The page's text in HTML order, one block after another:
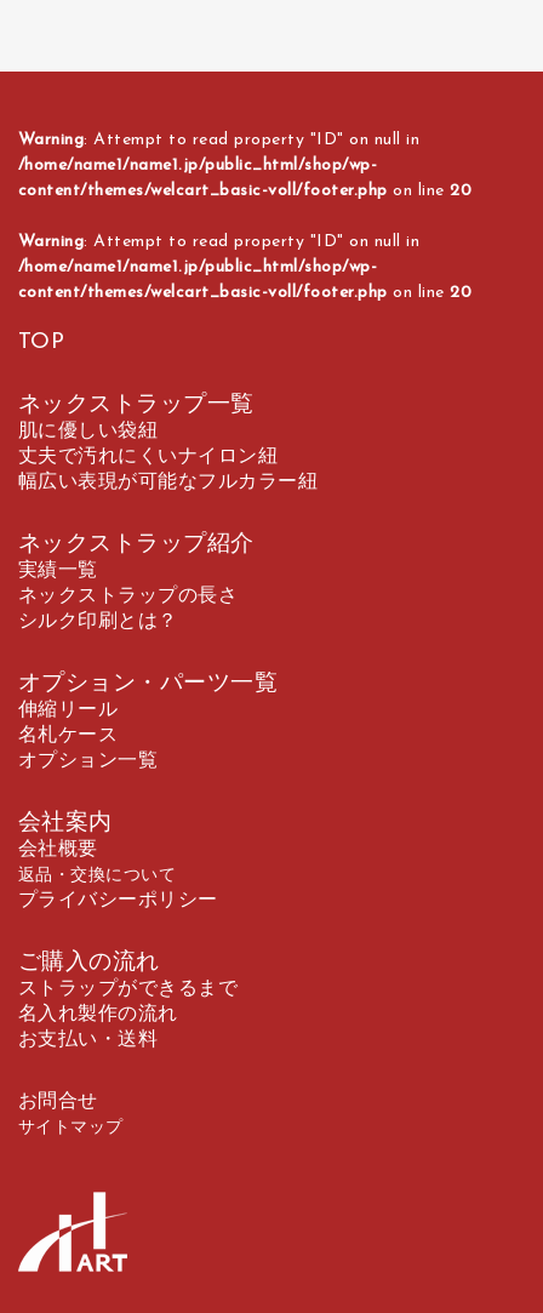
Warning: Attempt to read property "ID" on null in
/home/name1/name1.jp/public_html/shop/wp-
content/themes/welcart_basic-voll/footer.php on line20
Warning: Attempt to read property "ID" on null in
/home/name1/name1.jp/public_html/shop/wp-
content/themes/welcart_basic-voll/footer.php on line20
TOP
ネックストラップ一覧
肌に優しい袋紐
丈夫で汚れにくいナイロン紐
幅広い表現が可能なフルカラー紐
ネックストラップ紹介
実績一覧
ネックストラップの長さ
シルク印刷とは？
オプション・パーツ一覧
伸縮リール
名札ケース
オプション一覧
会社案内
会社概要
返品・交換について
プライバシーポリシー
ご購入の流れ
ストラップができるまで
名入れ製作の流れ
お支払い・送料
お問合せ
サイトマップ